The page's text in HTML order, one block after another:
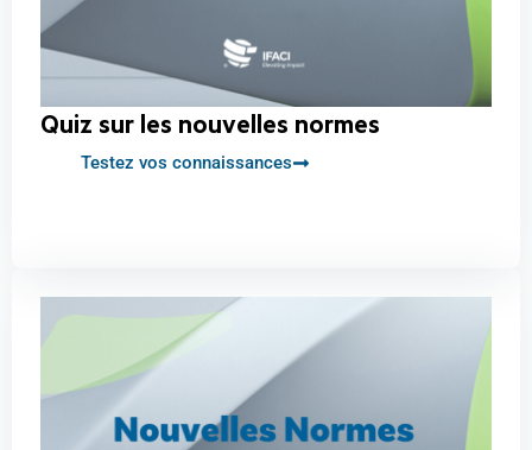
Quiz sur les nouvelles normes
Testez vos connaissances